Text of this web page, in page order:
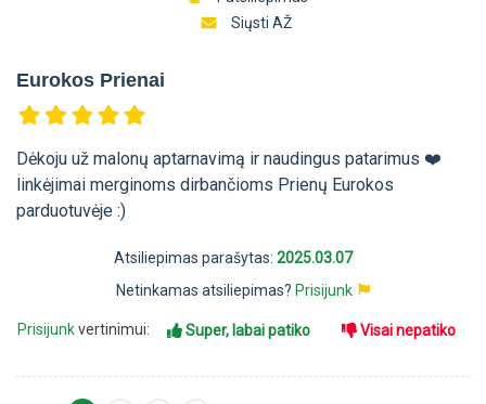
Siųsti AŽ
Eurokos Prienai
Dėkoju už malonų aptarnavimą ir naudingus patarimus ❤️
linkėjimai merginoms dirbančioms Prienų Eurokos
parduotuvėje :)
Atsiliepimas parašytas: 2025.03.07
Netinkamas atsiliepimas? Prisijunk
Prisijunkvertinimui: Super, labai patiko Visai nepatiko